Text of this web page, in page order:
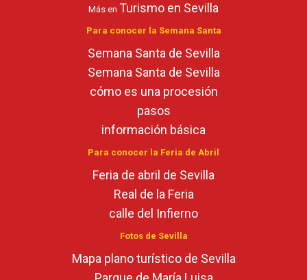
Más en Turismo en Sevilla
Para conocer la Semana Santa
Semana Santa de Sevilla
Semana Santa de Sevilla
cómo es una procesión
pasos
información básica
Para conocer la Feria de Abril
Feria de abril de Sevilla
Real de la Feria
calle del Infierno
Fotos de Sevilla
Mapa plano turístico de Sevilla